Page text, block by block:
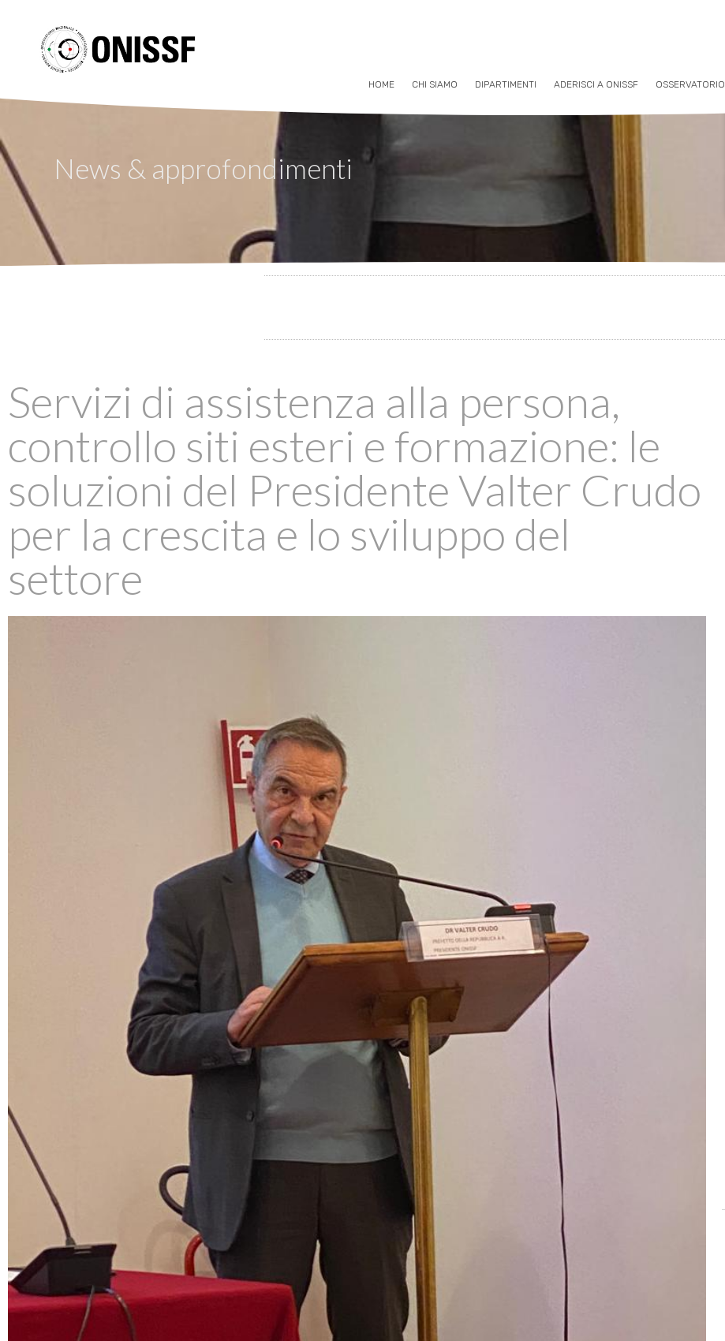
HOME CHI SIAMO DIPARTIMENTI ADERISCI A ONISSF OSSERVATORIO
News & approfondimenti
Servizi di assistenza alla persona,
controllo siti esteri e formazione: le
soluzioni del Presidente Valter Crudo
per la crescita e lo sviluppo del
settore